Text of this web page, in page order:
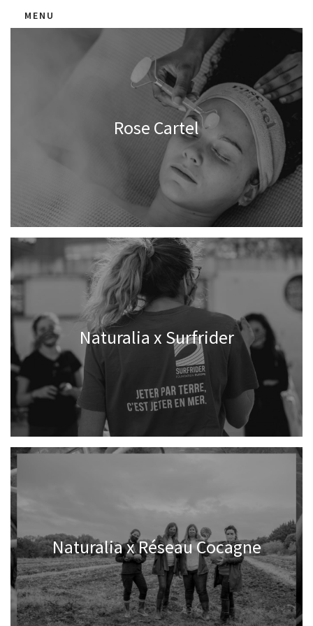
MENU
Rose Cartel
Naturalia x Surfrider
Naturalia x Réseau Cocagne